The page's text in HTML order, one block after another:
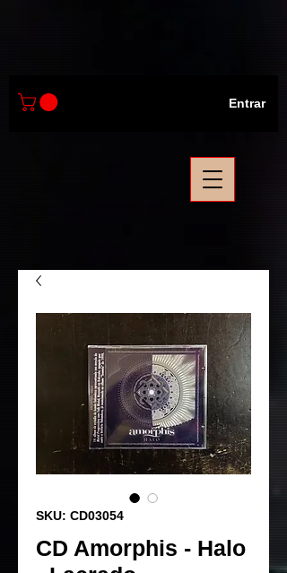
Entrar
SKU: CD03054
CD Amorphis - Halo